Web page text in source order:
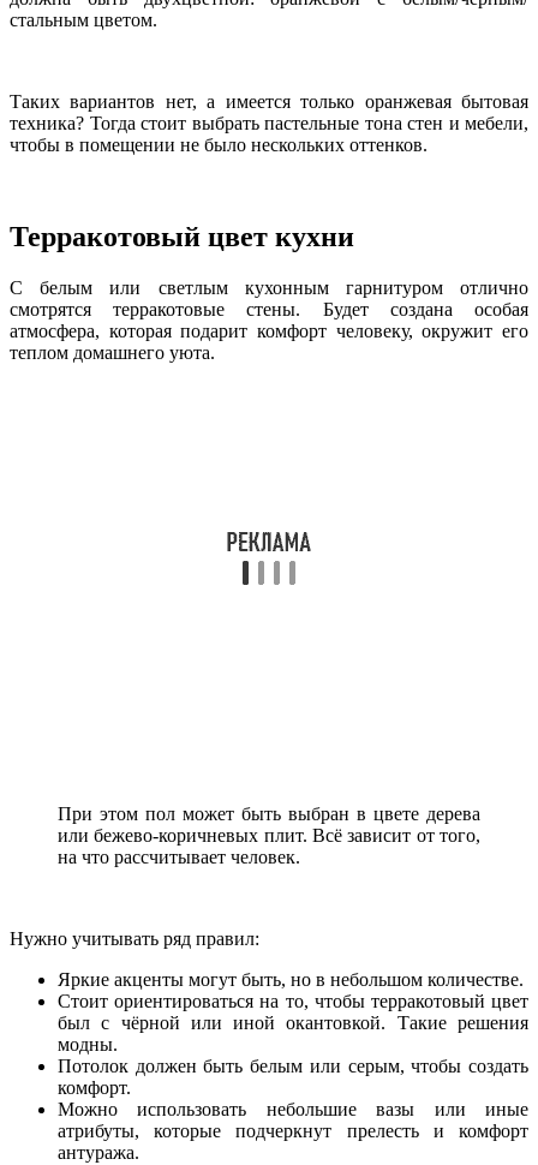
стальным цветом.
Таких вариантов нет, а имеется только оранжевая бытовая
техника? Тогда стоит выбрать пастельные тона стен и мебели,
чтобы в помещении не было нескольких оттенков.
Терракотовый цвет кухни
С белым или светлым кухонным гарнитуром отлично
смотрятся терракотовые стены. Будет создана особая
атмосфера, которая подарит комфорт человеку, окружит его
теплом домашнего уюта.
При этом пол может быть выбран в цвете дерева
или бежево-коричневых плит. Всё зависит от того,
на что рассчитывает человек.
Нужно учитывать ряд правил:
Яркие акценты могут быть, но в небольшом количестве.
Стоит ориентироваться на то, чтобы терракотовый цвет
был с чёрной или иной окантовкой. Такие решения
модны.
Потолок должен быть белым или серым, чтобы создать
комфорт.
Можно использовать небольшие вазы или иные
атрибуты, которые подчеркнут прелесть и комфорт
антуража.